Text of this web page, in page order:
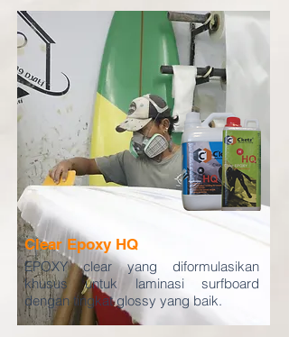
Clear Epoxy HQ
EPOXY clear yang diformulasikan
khusus untuk laminasi surfboard
dengan tingkat glossy yang baik.